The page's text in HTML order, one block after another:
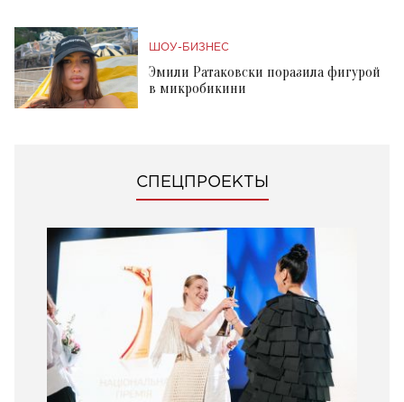
ШОУ-БИЗНЕС
Эмили Ратаковски поразила фигурой
в микробикини
СПЕЦПРОЕКТЫ